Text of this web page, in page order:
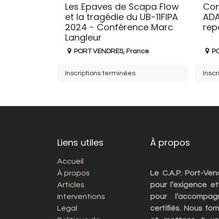
Les Epaves de Scapa Flow
et la tragédie du UB-11FIPA
2024 - Conférence Marc
Langleur
PORT VENDRES, France
Inscriptions terminées
Liens utiles
Accueil
À propos
Articles
Interventions
Légal
À propos
Le C.A.P. Port-
pour l’exigence
pour
certifiés. Nous